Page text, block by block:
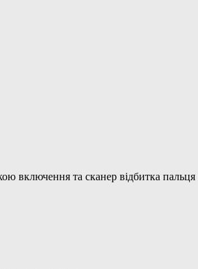
та сканер відбитка пальця